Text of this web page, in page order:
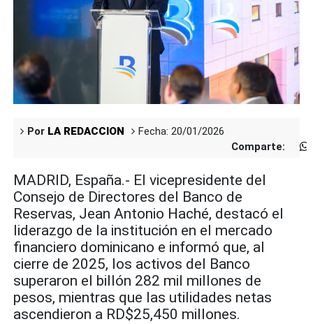
Por LA REDACCION
Fecha: 20/01/2026
Comparte:
MADRID, España.- El vicepresidente del
Consejo de Directores del Banco de
Reservas, Jean Antonio Haché, destacó el
liderazgo de la institución en el mercado
financiero dominicano e informó que, al
cierre de 2025, los activos del Banco
superaron el billón 282 mil millones de
pesos, mientras que las utilidades netas
ascendieron a RD$25,450 millones.